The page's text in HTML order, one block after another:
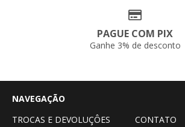
PAGUE COM PIX
Ganhe 3% de desconto
NAVEGAÇÃO
TROCAS E DEVOLUÇÔES
CONTATO